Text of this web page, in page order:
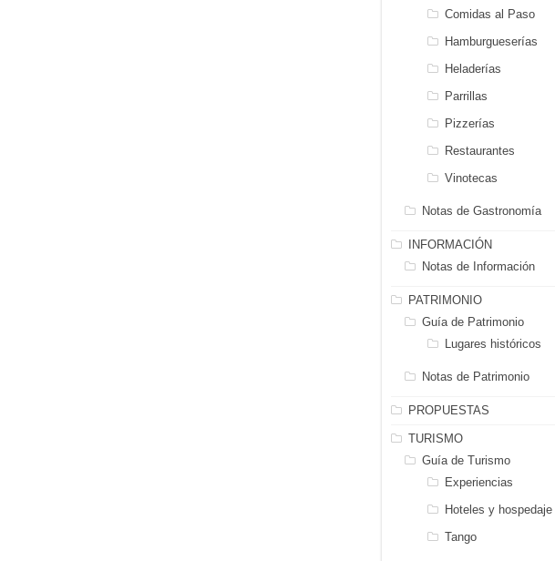
Comidas al Paso
Hamburgueserías
Heladerías
Parrillas
Pizzerías
Restaurantes
Vinotecas
Notas de Gastronomía
INFORMACIÓN
Notas de Información
PATRIMONIO
Guía de Patrimonio
Lugares históricos
Notas de Patrimonio
PROPUESTAS
TURISMO
Guía de Turismo
Experiencias
Hoteles y hospedaje
Tango